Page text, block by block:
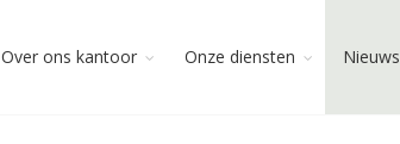
Over ons kantoor Onze diensten Nieuws